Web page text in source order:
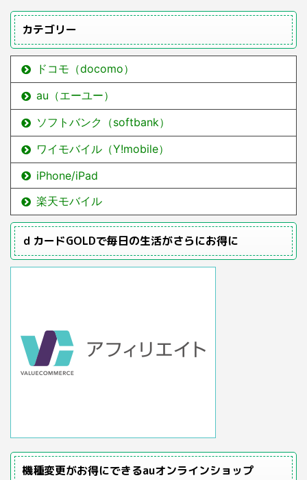
カテゴリー
ドコモ（docomo）
au（エーユー）
ソフトバンク（softbank）
ワイモバイル（Y!mobile）
iPhone/iPad
楽天モバイル
ｄカードGOLDで毎日の生活がさらにお得に
機種変更がお得にできるauオンラインショップ